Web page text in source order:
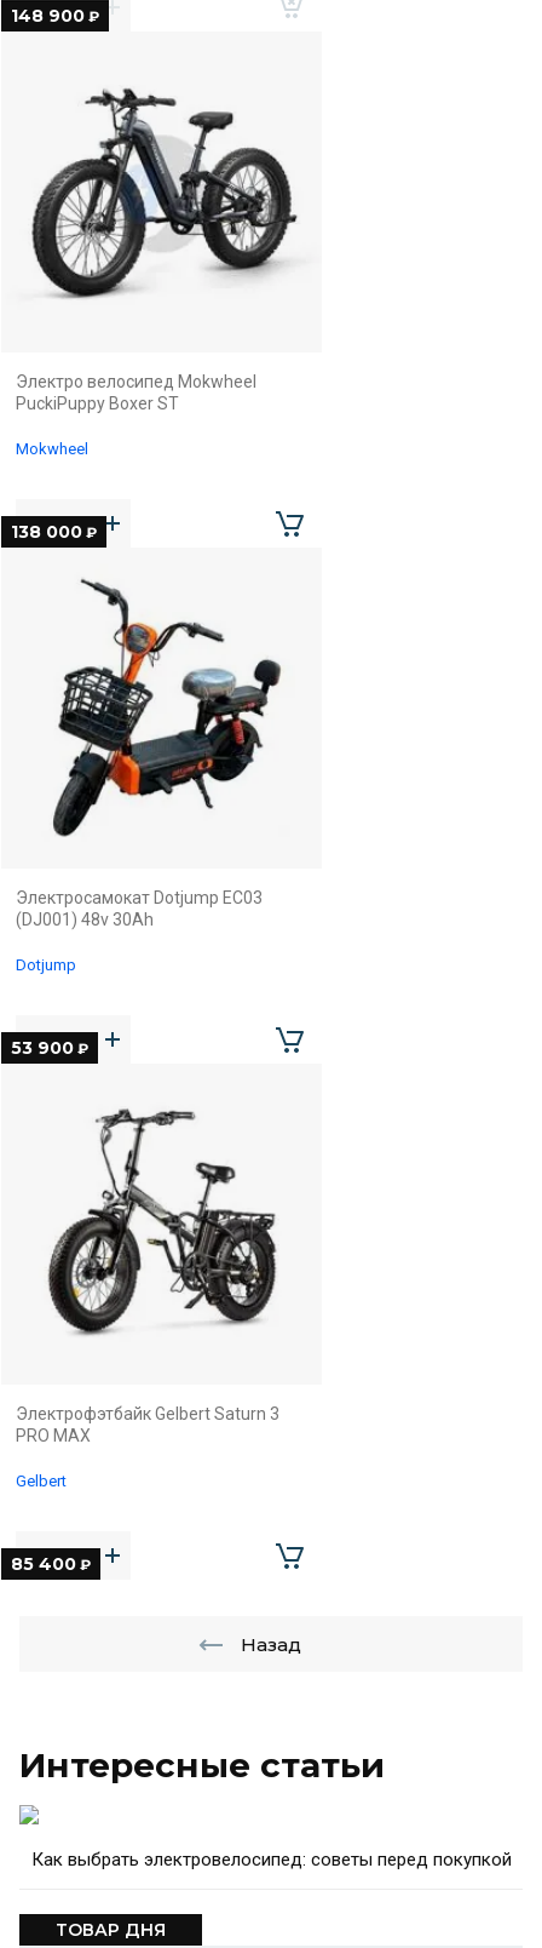
ТОВАР ДНЯ
148 900 ₽
Электро велосипед Mokwheel
PuckiPuppy Boxer ST
Mokwheel
138 000 ₽
Электросамокат Dotjump EC03
(DJ001) 48v 30Ah
Dotjump
53 900 ₽
Электрофэтбайк Gelbert Saturn 3
PRO MAX
Gelbert
85 400 ₽
Назад
Интересные статьи
Как выбрать электровелосипед: советы перед покупкой